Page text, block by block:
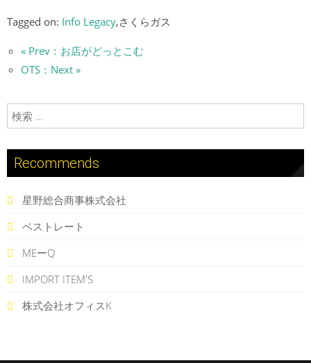
Tagged on: Info Legacy,さくらガス
« Prev：お店がどっとこむ
OTS：Next »
検索:
Recommends
星野総合商事株式会社
ベストレート
MEーQ
IMPORT ITEM'S
株式会社オフィスK